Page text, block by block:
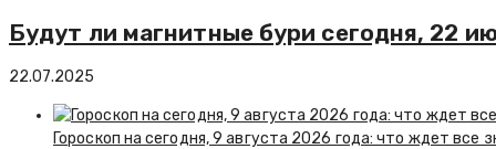
Будут ли магнитные бури сегодня, 22
22.07.2025
Гороскоп на сегодня, 9 августа 2026 года: что ждет все